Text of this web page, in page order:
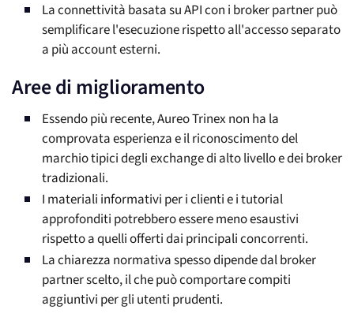
La connettività basata su API con i broker partner può
semplificare l'esecuzione rispetto all'accesso separato
a più account esterni.
Aree di miglioramento
Essendo più recente, Aureo Trinex non ha la
comprovata esperienza e il riconoscimento del
marchio tipici degli exchange di alto livello e dei broker
tradizionali.
I materiali informativi per i clienti e i tutorial
approfonditi potrebbero essere meno esaustivi
rispetto a quelli offerti dai principali concorrenti.
La chiarezza normativa spesso dipende dal broker
partner scelto, il che può comportare compiti
aggiuntivi per gli utenti prudenti.